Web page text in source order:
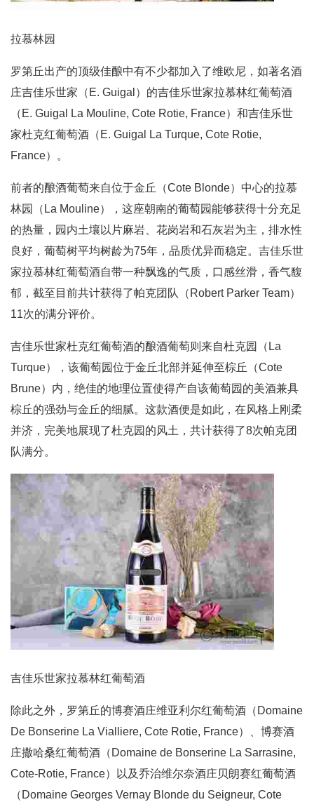
拉慕林园
罗第丘出产的顶级佳酿中有不少都加入了维欧尼，如著名酒
庄吉佳乐世家（E. Guigal）的吉佳乐世家拉慕林红葡萄酒
（E. Guigal La Mouline, Cote Rotie, France）和吉佳乐世
家杜克红葡萄酒（E. Guigal La Turque, Cote Rotie,
France）。
前者的酿酒葡萄来自位于金丘（Cote Blonde）中心的拉慕
林园（La Mouline），这座朝南的葡萄园能够获得十分充足
的热量，园内土壤以片麻岩、花岗岩和石灰岩为主，排水性
良好，葡萄树平均树龄为75年，品质优异而稳定。吉佳乐世
家拉慕林红葡萄酒自带一种飘逸的气质，口感丝滑，香气馥
郁，截至目前共计获得了帕克团队（Robert Parker Team）
11次的满分评价。
吉佳乐世家杜克红葡萄酒的酿酒葡萄则来自杜克园（La
Turque），该葡萄园位于金丘北部并延伸至棕丘（Cote
Brune）内，绝佳的地理位置使得产自该葡萄园的美酒兼具
棕丘的强劲与金丘的细腻。这款酒便是如此，在风格上刚柔
并济，完美地展现了杜克园的风土，共计获得了8次帕克团
队满分。
吉佳乐世家拉慕林红葡萄酒
除此之外，罗第丘的博赛酒庄维亚利尔红葡萄酒（Domaine
De Bonserine La Vialliere, Cote Rotie, France）、博赛酒
庄撒哈桑红葡萄酒（Domaine de Bonserine La Sarrasine,
Cote-Rotie, France）以及乔治维尔奈酒庄贝朗赛红葡萄酒
（Domaine Georges Vernay Blonde du Seigneur, Cote